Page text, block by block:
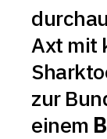
Axt mit
zur
einem